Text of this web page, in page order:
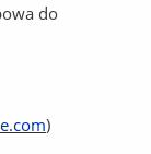
do
)